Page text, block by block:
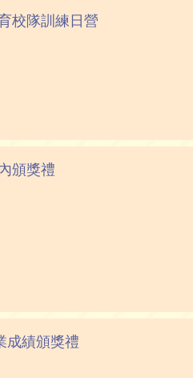
校隊訓練日營
頒獎禮
成績頒獎禮